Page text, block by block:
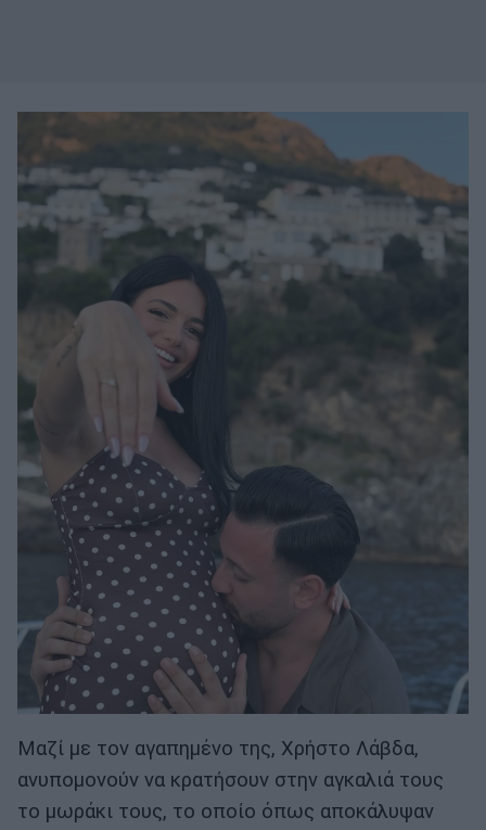
Μαζί με τον αγαπημένο της, Χρήστο Λάβδα,
ανυπομονούν να κρατήσουν στην αγκαλιά τους
το μωράκι τους, το οποίο όπως αποκάλυψαν